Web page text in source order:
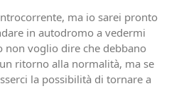
ma io sarei pronto
in autodromo a vedermi
non voglio dire che debbano
ritorno alla normalità, ma se
la possibilità di tornare a